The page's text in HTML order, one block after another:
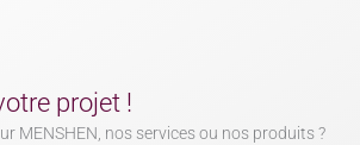
projet !
MENSHEN, nos services ou nos produits ?